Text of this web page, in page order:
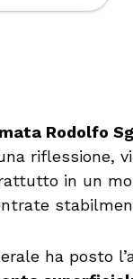
Rodolfo
riflessione,
in un
ha posto